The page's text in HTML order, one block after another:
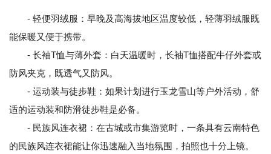
- 轻便羽绒服：早晚及高海拔地区温度较低，轻薄羽绒服既
能保暖又便于携带。
- 长袖T恤与薄外套：白天温暖时，长袖T恤搭配牛仔外套或
防风夹克，既透气又防风。
- 运动装与徒步鞋：如果计划进行玉龙雪山等户外活动，舒
适的运动装和防滑徒步鞋是必备。
- 民族风连衣裙：在古城或市集游览时，一条具有云南特色
的民族风连衣裙能让你迅速融入当地氛围，拍照也十分上镜。